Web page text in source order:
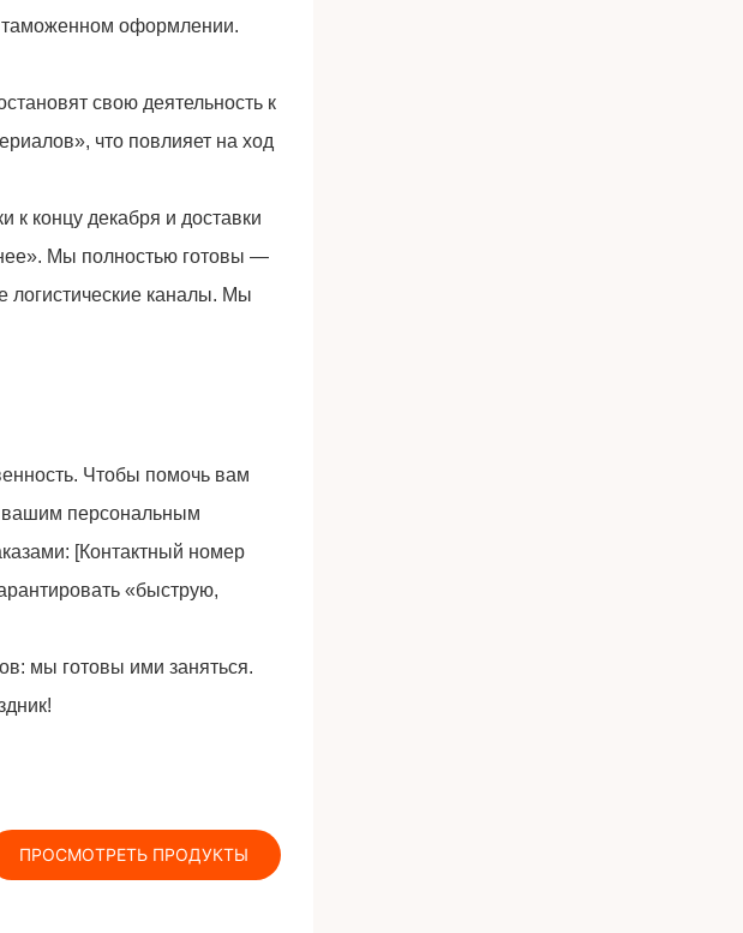
таможенном оформлении.
свою деятельность к
что повлияет на ход
к концу декабря и доставки
Мы полностью готовы —
логистические каналы. Мы
Чтобы помочь вам
вашим персональным
[Контактный номер
«быструю,
мы готовы ими заняться.
ПРОСМОТРЕТЬ ПРОДУКТЫ